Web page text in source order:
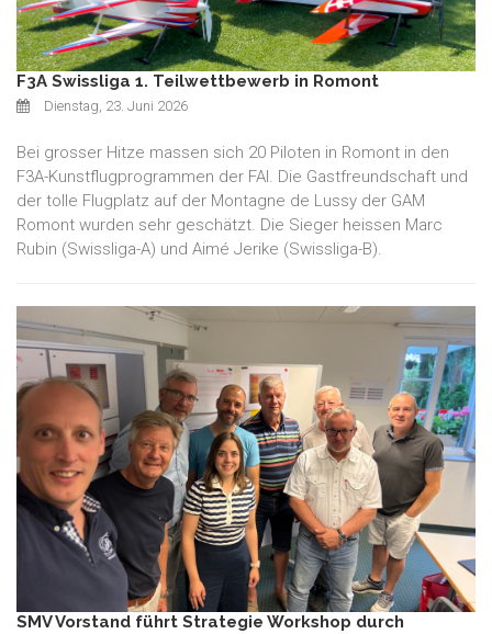
F3A Swissliga 1. Teilwettbewerb in Romont
Dienstag, 23. Juni 2026
Bei grosser Hitze massen sich 20 Piloten in Romont in den
F3A-Kunstflugprogrammen der FAI. Die Gastfreundschaft und
der tolle Flugplatz auf der Montagne de Lussy der GAM
Romont wurden sehr geschätzt. Die Sieger heissen Marc
Rubin (Swissliga-A) und Aimé Jerike (Swissliga-B).
SMV Vorstand führt Strategie Workshop durch